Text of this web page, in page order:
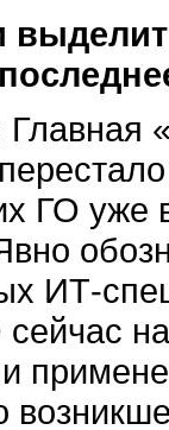
Главная
ГО уже
ИТ-